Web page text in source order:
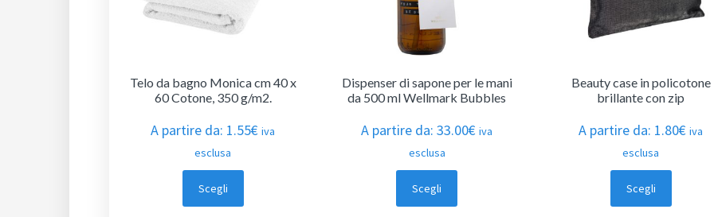
Telo da bagno Monica cm 40 x
60 Cotone, 350 g/m2.
A partire da: 1.55€ iva
esclusa
Scegli
Dispenser di sapone per le mani
da 500 ml Wellmark Bubbles
A partire da:33.00€ iva
esclusa
Scegli
Beauty case in policotone
brillante con zip
A partire da: 1.80€ iva
esclusa
Scegli